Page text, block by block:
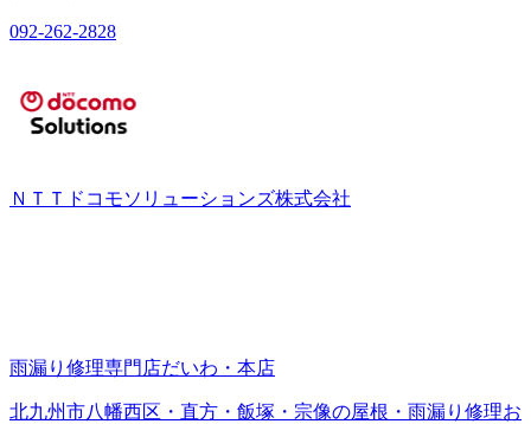
092-262-2828
ＮＴＴドコモソリューションズ株式会社
雨漏り修理専門店だいわ・本店
北九州市八幡西区・直方・飯塚・宗像の屋根・雨漏り修理お